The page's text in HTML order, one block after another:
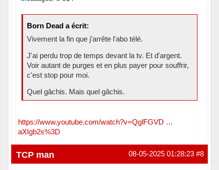
Born Dead a écrit:
Vivement la fin que j'arrête l'abo télé.
J'ai perdu trop de temps devant la tv. Et d'argent.
Voir autant de purges et en plus payer pour souffrir,
c'est stop pour moi.
Quel gâchis. Mais quel gâchis.
https://www.youtube.com/watch?v=QglFGVD …
aXIgb2s%3D
Hors ligne #8
08-05-2025 01:28:23
TCP man